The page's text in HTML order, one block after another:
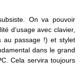
On va pouvoir
d’usage avec clavier,
au passage !) et stylet
dans le grand
Cela servira toujours